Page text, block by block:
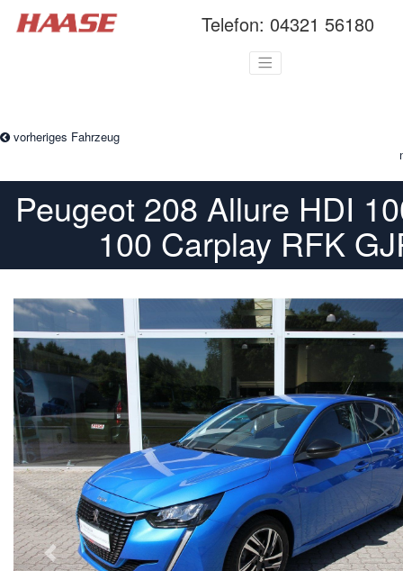
Telefon: 04321 56180
vorheriges Fahrzeug
Peugeot 208 Allure HDI
100 Carplay RFK
Previous